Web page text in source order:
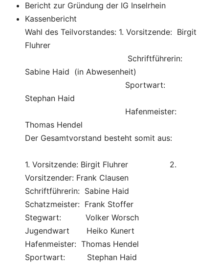
Bericht zur Gründung der IG Inselrhein
Kassenbericht
Wahl des Teilvorstandes: 1. Vorsitzende: Birgit
Fluhrer
Schriftführerin:
Sabine Haid (in Abwesenheit)
Sportwart:
Stephan Haid
Hafenmeister:
Thomas Hendel
Der Gesamtvorstand besteht somit aus:
1. Vorsitzende: Birgit Fluhrer 2.
Vorsitzender: Frank Clausen
Schriftführerin: Sabine Haid
Schatzmeister: Frank Stoffer
Stegwart: Volker Worsch
Jugendwart Heiko Kunert
Hafenmeister: Thomas Hendel
Sportwart: Stephan Haid